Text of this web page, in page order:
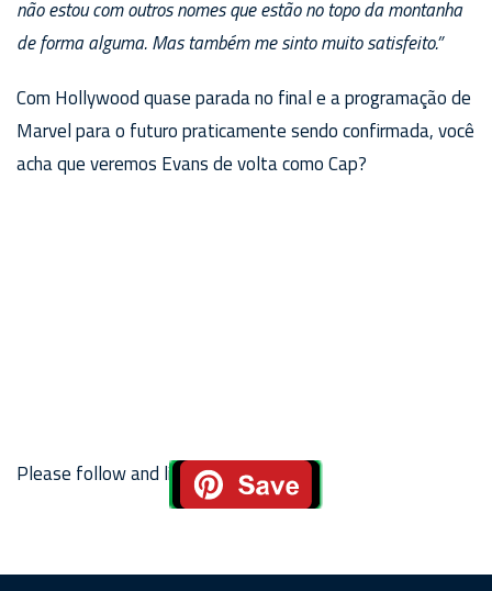
não estou com outros nomes que estão no topo da montanha
de forma alguma. Mas também me sinto muito satisfeito.”
Com Hollywood quase parada no final e a programação de
Marvel para o futuro praticamente sendo confirmada, você
acha que veremos Evans de volta como Cap?
Please follow and like us: